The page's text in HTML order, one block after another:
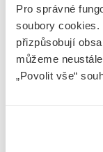
Pro správné
soubory cookies.
přizpůsobují
můžeme
„Povolit vše“
splňovat také
označuje jako
občanského
zapsaná v
obvykle stejná
Všechny